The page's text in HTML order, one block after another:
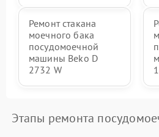
Ремонт стакана
моечного бака
посудомоечной
машины Beko D
2732 W
Этапы ремонта